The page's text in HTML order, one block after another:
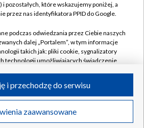
Cyfrowa
Pomoc
Kontakt
Kanały
Polska S.A. w likwidacji
pozostałych, które wskazujemy poniżej, a
przez nas identyfikatora PPID do Google.
podczas odwiedzania przez Ciebie naszych
dalej „Portalem”, w tym informacje
takich jak: pliki cookie, sygnalizatory
technologii umożliwiających świadczenie
podczas odwiedzania przez Ciebie
Portalu, takie jak adresy IP, identyfikatory
zaawansowane
i przechodzę do serwisu